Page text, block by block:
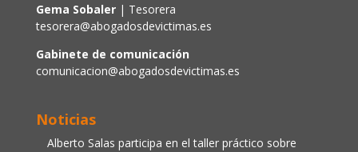
Gema Sobaler| Tesorera
tesorera@abogadosdevictimas.es
Gabinete de comunicación
comunicacion@abogadosdevictimas.es
Noticias
Alberto Salas participa en el taller práctico sobre